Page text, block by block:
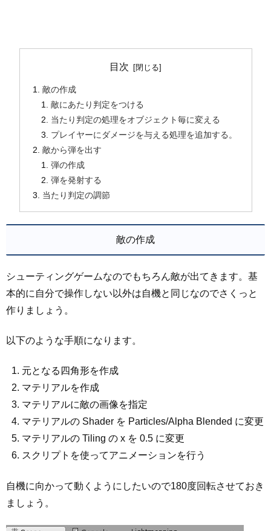
目次
敵の作成
敵にあたり判定をつける
当たり判定の処理をオブジェクト毎に変える
プレイヤーにダメージを与える処理を追加する。
敵から弾を出す
弾の作成
弾を発射する
当たり判定の調節
敵の作成
シューティングゲームなのでもちろん敵が出てきます。基
本的に自分で操作しない以外は自機と同じなのでさくっと
作りましょう。
以下のような手順になります。
元となる四角形を作成
マテリアルを作成
マテリアルに敵の画像を指定
マテリアルの Shader を Particles/Alpha Blended に変更
マテリアルの Tiling の x を 0.5 に変更
スクリプトを使ってアニメーションを行う
自機に向かって動くようにしたいので180度回転させておき
ましょう。